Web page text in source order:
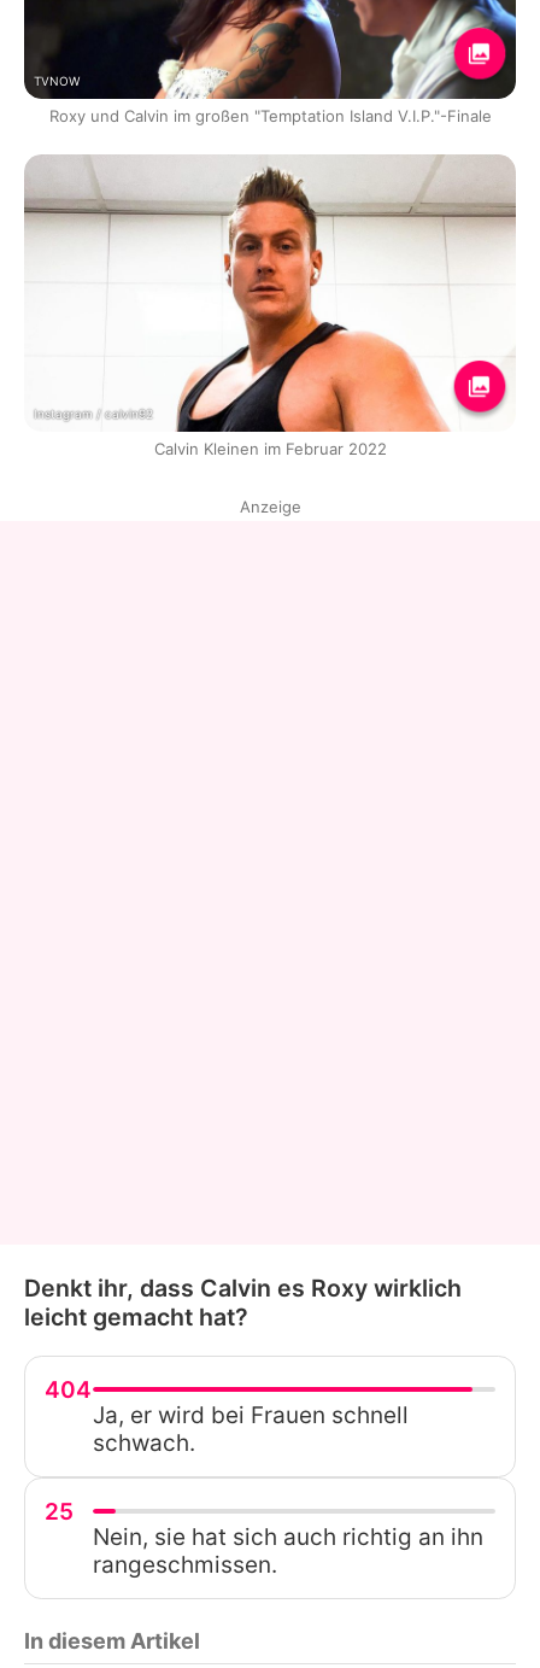
TVNOW
Roxy und Calvin im großen "Temptation Island V.I.P."-Finale
Instagram / calvin92
Calvin Kleinen im Februar 2022
Anzeige
Denkt ihr, dass Calvin es Roxy wirklich
leicht gemacht hat?
404
Ja, er wird bei Frauen schnell
schwach.
25
Nein, sie hat sich auch richtig an ihn
rangeschmissen.
In diesem Artikel